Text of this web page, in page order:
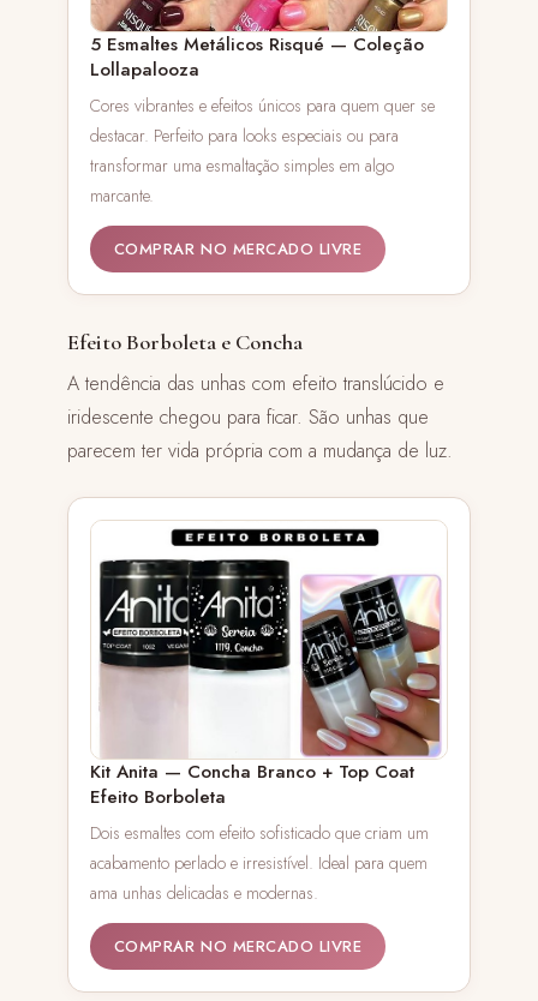
5 Esmaltes Metálicos Risqué — Coleção
Lollapalooza
Cores vibrantes e efeitos únicos para quem quer se
destacar. Perfeito para looks especiais ou para
transformar uma esmaltação simples em algo
marcante.
COMPRAR NO MERCADO LIVRE
Efeito Borboleta e Concha
A tendência das unhas com efeito translúcido e
iridescente chegou para ficar. São unhas que
parecem ter vida própria com a mudança de luz.
Kit Anita — Concha Branco + Top Coat
Efeito Borboleta
Dois esmaltes com efeito sofisticado que criam um
acabamento perlado e irresistível. Ideal para quem
ama unhas delicadas e modernas.
COMPRAR NO MERCADO LIVRE